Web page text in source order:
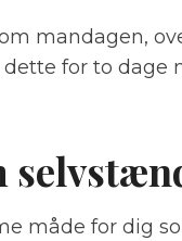
mandagen,
for to dage
måde for dig